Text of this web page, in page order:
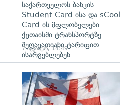
საქართველოს ბანკის
Student Card-ისა და sCool
Card-ის მფლობელები
ქუთაისში ტრანსპორტზე
შეღავათიანი ტარიფით
ისარგებლებენ
7 აგვისტო, 14:49